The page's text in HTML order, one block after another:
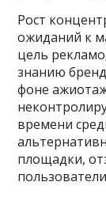
Рост
ожиданий к
цель
знанию
фоне
времени
площадки,
пользователи